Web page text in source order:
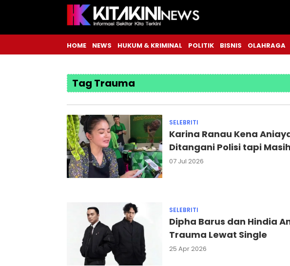
HOME NEWS HUKUM & KRIMINAL POLITIK BISNIS OLAHRAGA
Tag Trauma
SELEBRITI
Karina Ranau Kena
Ditangani Polisi tapi
07 Jul 2026
SELEBRITI
Dipha Barus dan Hindia
Trauma Lewat Single
25 Apr 2026